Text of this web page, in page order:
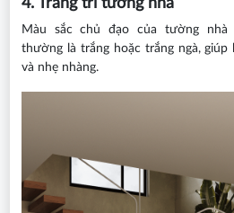
4. Trang trí tường nhà
Màu sắc chủ đạo của tường nhà
thường là trắng hoặc trắng ngà, giúp
và nhẹ nhàng.